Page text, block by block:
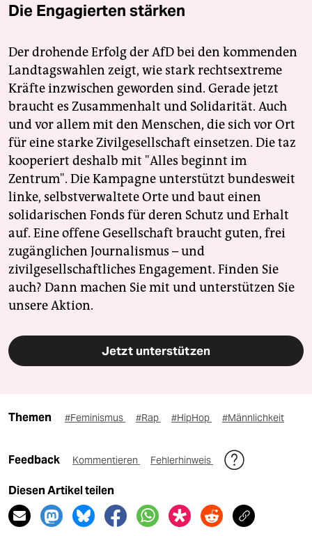
Die Engagierten stärken
Der drohende Erfolg der AfD bei den kommenden
Landtagswahlen zeigt, wie stark rechtsextreme
Kräfte inzwischen geworden sind. Gerade jetzt
braucht es Zusammenhalt und Solidarität. Auch
und vor allem mit den Menschen, die sich vor Ort
für eine starke Zivilgesellschaft einsetzen. Die taz
kooperiert deshalb mit "Alles beginnt im
Zentrum". Die Kampagne unterstützt bundesweit
linke, selbstverwaltete Orte und baut einen
solidarischen Fonds für deren Schutz und Erhalt
auf. Eine offene Gesellschaft braucht guten, frei
zugänglichen Journalismus – und
zivilgesellschaftliches Engagement. Finden Sie
auch? Dann machen Sie mit und unterstützen Sie
unsere Aktion.
Jetzt unterstützen
Themen #Feminismus #Rap #HipHop #Männlichkeit
Feedback Kommentieren Fehlerhinweis
Diesen Artikel teilen